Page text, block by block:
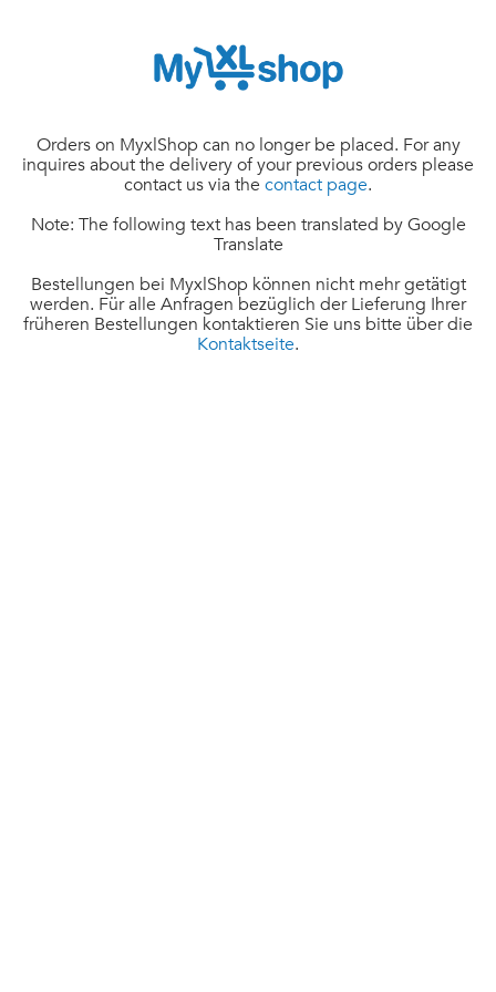
Orders on MyxlShop can no longer be placed. For any
inquires about the delivery of your previous orders please
contact us via the contact page.
Note: The following text has been translated by Google
Translate
Bestellungen bei MyxlShop können nicht mehr getätigt
werden. Für alle Anfragen bezüglich der Lieferung Ihrer
früheren Bestellungen kontaktieren Sie uns bitte über die
Kontaktseite.